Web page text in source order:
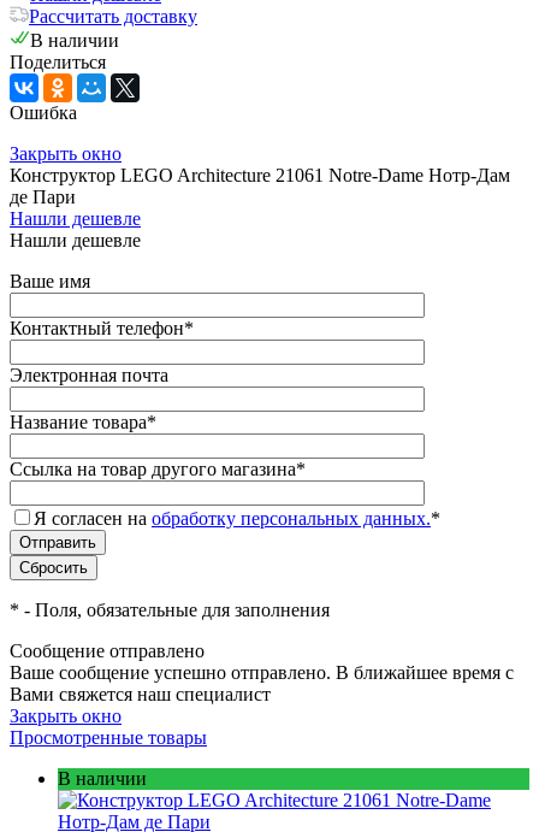
Рассчитать доставку
В наличии
Поделиться
Ошибка
Закрыть окно
Конструктор LEGO Architecture 21061 Notre-Dame Нотр-Дам
де Пари
Нашли дешевле
Нашли дешевле
Ваше имя
Контактный телефон*
Электронная почта
Название товара*
Ссылка на товар другого магазина*
Я согласен на обработку персональных данных.*
* - Поля, обязательные для заполнения
Сообщение отправлено
Ваше сообщение успешно отправлено. В ближайшее время с
Вами свяжется наш специалист
Закрыть окно
Просмотренные товары
В наличии